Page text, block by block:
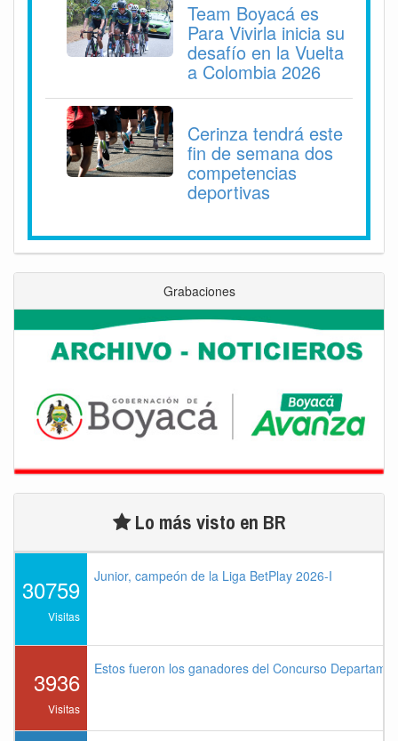
Team Boyacá es
Para Vivirla inicia su
desafío en la Vuelta
a Colombia 2026
Cerinza tendrá este
fin de semana dos
competencias
deportivas
Grabaciones
Lo más visto en BR
30759
Visitas
Junior, campeón de la Liga BetPlay 2026-I
3936
Visitas
Estos fueron los ganadores del Concurso